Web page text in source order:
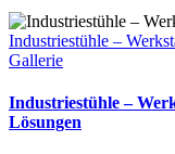
Industriestühle –
Gallerie
Industriestühle –
Lösungen